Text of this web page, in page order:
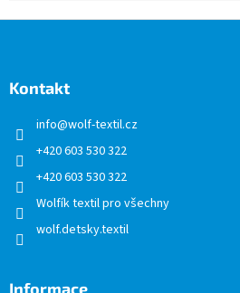
Kontakt
info@wolf-textil.cz
+420 603 530 322
+420 603 530 322
Wolfík textil pro všechny
wolf.detsky.textil
Informace